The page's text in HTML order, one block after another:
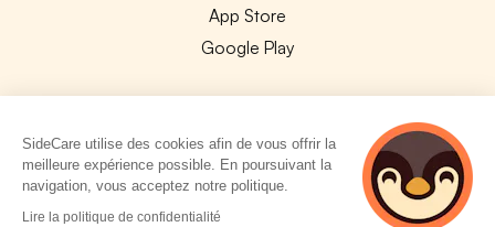
App Store
Google Play
© 2026 SideCare. Tous droits réservés.
SideCare utilise des cookies afin de vous offrir la
meilleure expérience possible. En poursuivant la
navigation, vous acceptez notre politique.
Lire la politique de confidentialité